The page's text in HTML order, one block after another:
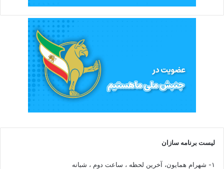
لیست برنامه سازان
۱- شهرام همایون، آخرین لحظه ، ساعت دوم ، شبانه